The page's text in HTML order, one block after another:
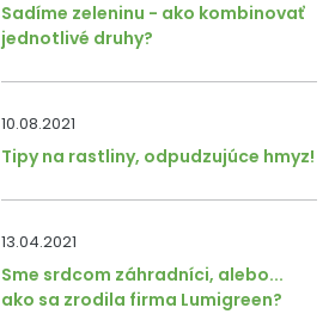
Sadíme zeleninu - ako kombinovať
jednotlivé druhy?
10.08.2021
Tipy na rastliny, odpudzujúce hmyz!
13.04.2021
Sme srdcom záhradníci, alebo...
ako sa zrodila firma Lumigreen?